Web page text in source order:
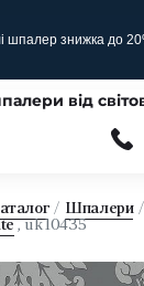
шпалер знижка до
від
Шпалери
, uk10435